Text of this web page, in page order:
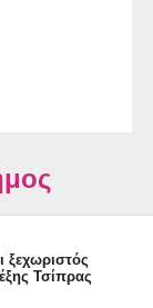
ξεχωριστός
Τσίπρας